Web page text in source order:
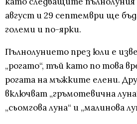
август и 29 септември ще
големи и по-ярки.
Пълнолунието през юли е
„рогато“, тъй като по това
рогата на мъжките елени.
включват „гръмотевична
„сьомгова луна“ и „малинова